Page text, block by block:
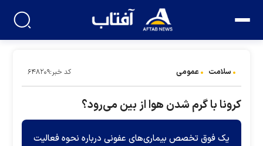
سلامت عمومی کد خبر:۶۴۸۲۰۹
کرونا با گرم شدن هوا از بین می‌رود؟
یک فوق تخصص بیماری‌های عفونی درباره نحوه فعالیت